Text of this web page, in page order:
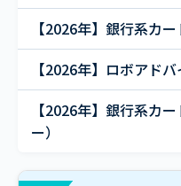
【2026年】銀行系カ
【2026年】ロボアド
【2026年】銀行系カ
ー）